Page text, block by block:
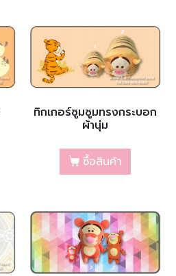
ทิกเกอร์ซูมซูมทรงกระบอก
ผ้านุ่ม
ซื้อสินค้า